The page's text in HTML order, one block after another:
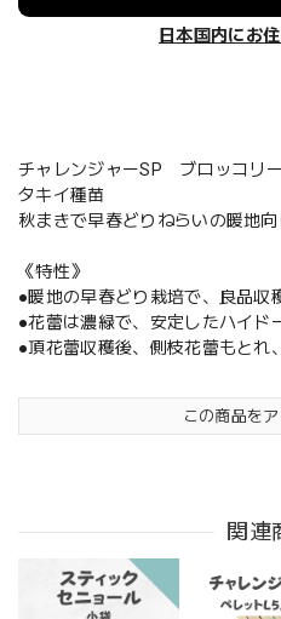
日本国内にお
チャレンジャーSP ブロッコリ
タキイ種苗
秋まきで早春どりねらいの暖地向
《特性》
●暖地の早春どり栽培で、良品収
●花蕾は濃緑で、安定したハイド
●頂花蕾収穫後、側枝花蕾もとれ
この商品を
関連